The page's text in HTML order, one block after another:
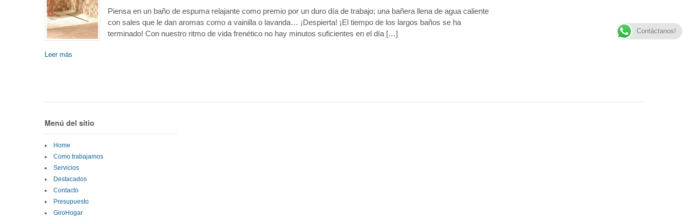
Piensa en un baño de espuma relajante como premio por un duro día de trabajo; una bañera llena de agua caliente
con sales que le dan aromas como a vainilla o lavanda… ¡Despierta! ¡El tiempo de los largos baños se ha
terminado! Con nuestro ritmo de vida frenético no hay minutos suficientes en el día […]
Leer más
Menú del sitio
Home
Como trabajamos
Servicios
Destacados
Contacto
Presupuesto
GiroHogar
Contáctanos!